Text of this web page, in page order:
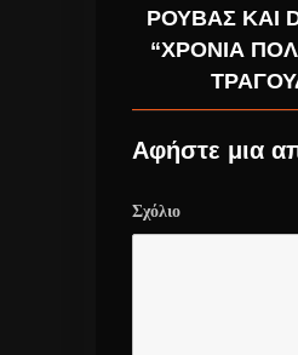
ΡΟΥΒΆΣ ΚΑΙ
“ΧΡΌΝΙΑ
Αφήστε μια
Σχόλιο